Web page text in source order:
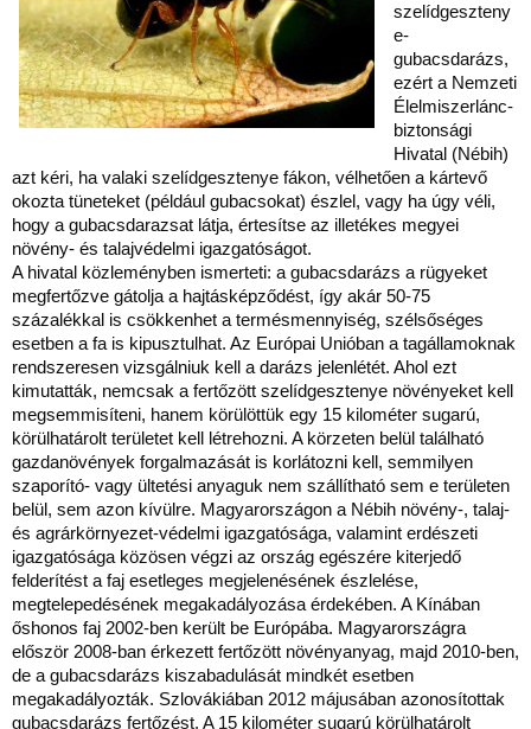
szelídgeszteny
e-
gubacsdarázs,
ezért a Nemzeti
Élelmiszerlánc-
biztonsági
Hivatal (Nébih)
azt kéri, ha valaki szelídgesztenye fákon, vélhetően a kártevő
okozta tüneteket (például gubacsokat) észlel, vagy ha úgy véli,
hogy a gubacsdarazsat látja, értesítse az illetékes megyei
növény- és talajvédelmi igazgatóságot.
A hivatal közleményben ismerteti: a gubacsdarázs a rügyeket
megfertőzve gátolja a hajtásképződést, így akár 50-75
százalékkal is csökkenhet a termésmennyiség, szélsőséges
esetben a fa is kipusztulhat. Az Európai Unióban a tagállamoknak
rendszeresen vizsgálniuk kell a darázs jelenlétét. Ahol ezt
kimutatták, nemcsak a fertőzött szelídgesztenye növényeket kell
megsemmisíteni, hanem körülöttük egy 15 kilométer sugarú,
körülhatárolt területet kell létrehozni. A körzeten belül található
gazdanövények forgalmazását is korlátozni kell, semmilyen
szaporító- vagy ültetési anyaguk nem szállítható sem e területen
belül, sem azon kívülre. Magyarországon a Nébih növény-, talaj-
és agrárkörnyezet-védelmi igazgatósága, valamint erdészeti
igazgatósága közösen végzi az ország egészére kiterjedő
felderítést a faj esetleges megjelenésének észlelése,
megtelepedésének megakadályozása érdekében. A Kínában
őshonos faj 2002-ben került be Európába. Magyarországra
először 2008-ban érkezett fertőzött növényanyag, majd 2010-ben,
de a gubacsdarázs kiszabadulását mindkét esetben
megakadályozták. Szlovákiában 2012 májusában azonosítottak
gubacsdarázs fertőzést. A 15 kilométer sugarú körülhatárolt